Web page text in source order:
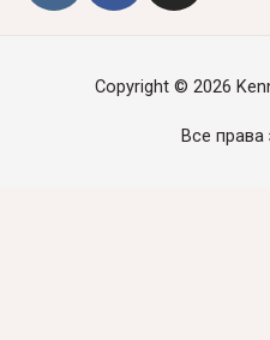
Copyright © 2026
Все